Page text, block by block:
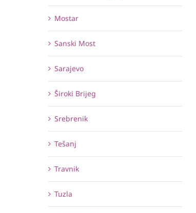
Mostar
Sanski Most
Sarajevo
Široki Brijeg
Srebrenik
Tešanj
Travnik
Tuzla